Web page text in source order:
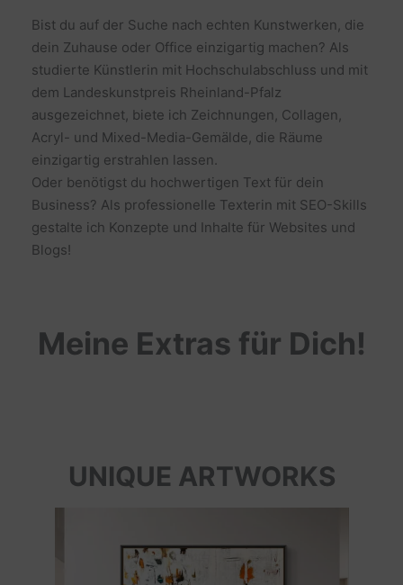
Bist du auf der Suche nach echten Kunstwerken, die
dein Zuhause oder Office einzigartig machen? Als
studierte Künstlerin mit Hochschulabschluss und mit
dem Landeskunstpreis Rheinland-Pfalz
ausgezeichnet, biete ich Zeichnungen, Collagen,
Acryl- und Mixed-Media-Gemälde, die Räume
einzigartig erstrahlen lassen.
Oder benötigst du hochwertigen Text für dein
Business? Als professionelle Texterin mit SEO-Skills
gestalte ich Konzepte und Inhalte für Websites und
Blogs!
Meine Extras für Dich!
UNIQUE ARTWORKS